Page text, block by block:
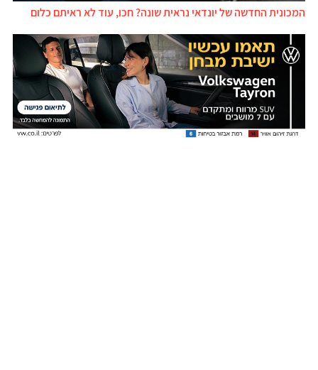
המכונית החדשה של יונדאי נראית שונה? חכו, עוד לא ראיתם כלום